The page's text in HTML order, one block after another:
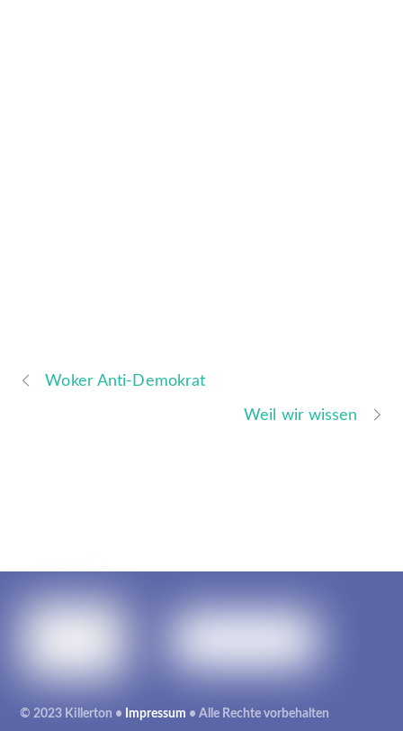
Woker Anti-Demokrat
Weil wir wissen
© 2023 Killerton • Impressum • Alle Rechte vorbehalten